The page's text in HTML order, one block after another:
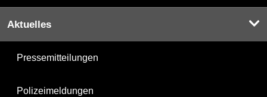
Aktuelles
Pressemitteilungen
Polizeimeldungen